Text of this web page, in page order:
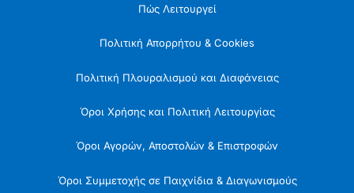
Πώς Λειτουργεί
Πολιτική Απορρήτου & Cookies
Πολιτική Πλουραλισμού και Διαφάνειας
Όροι Χρήσης και Πολιτική Λειτουργίας
Όροι Αγορών, Αποστολών & Επιστροφών
Όροι Συμμετοχής σε Παιχνίδια & Διαγωνισμούς